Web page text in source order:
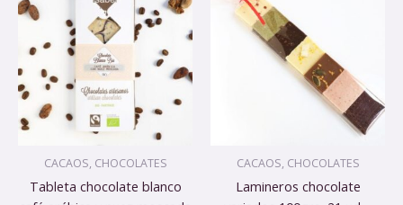
CACAOS, CHOCOLATES
Tableta chocolate blanco
CACAOS, CHOCOLATES
Lamineros chocolate